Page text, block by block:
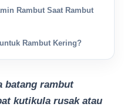
Rambut Saat Rambut
Rambut Kering?
batang rambut
kutikula rusak atau